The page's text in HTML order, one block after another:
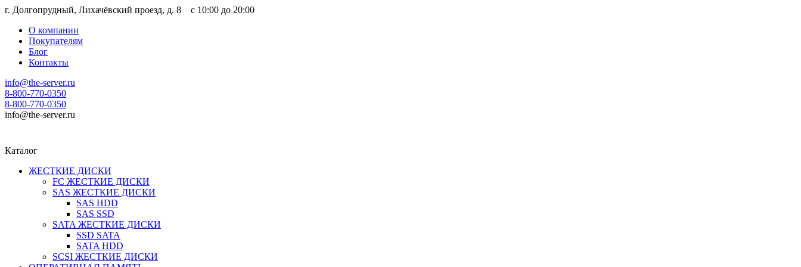
г. Долгопрудный, Лихачёвский проезд, д. 8 c 10:00 до 20:00
О компании
Покупателям
Блог
Контакты
info@the-server.ru
8-800-770-0350
8-800-770-0350
info@the-server.ru
Каталог
ЖЕСТКИЕ ДИСКИ
FC ЖЕСТКИЕ ДИСКИ
SAS ЖЕСТКИЕ ДИСКИ
SAS HDD
SAS SSD
SATA ЖЕСТКИЕ ДИСКИ
SSD SATA
SATA HDD
SCSI ЖЕСТКИЕ ДИСКИ